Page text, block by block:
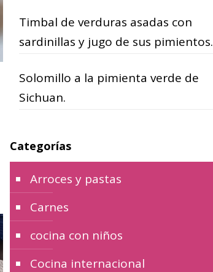
Timbal de verduras asadas con
sardinillas y jugo de sus pimientos.
Solomillo a la pimienta verde de
Sichuan.
Categorías
Arroces y pastas
Carnes
cocina con niños
Cocina internacional